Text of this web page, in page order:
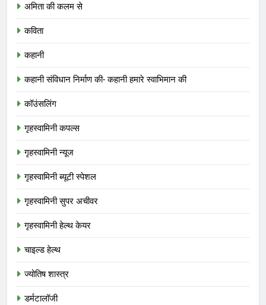
अमिता की कलम से
कविता
कहानी
कहानी संविधान निर्माण की- कहानी हमारे स्वाभिमान की
कॉउंसलिंग
गृहस्वामिनी कपल्स
गृहस्वामिनी न्यूज
गृहस्वामिनी ब्यूटी स्पेशल
गृहस्वामिनी सुपर अचीवर
गृहस्वामिनी हेल्थ केयर
चाइल्ड हेल्थ
ज्योतिष शास्त्र
डर्मटालॉजी